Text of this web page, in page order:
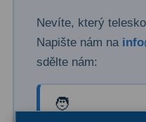
Filtry CCD Hα, OIII7
Filtrová kola a rámy
Rovnače a reduktory
Nevíte, který
Napište nám na
sdělte nám: